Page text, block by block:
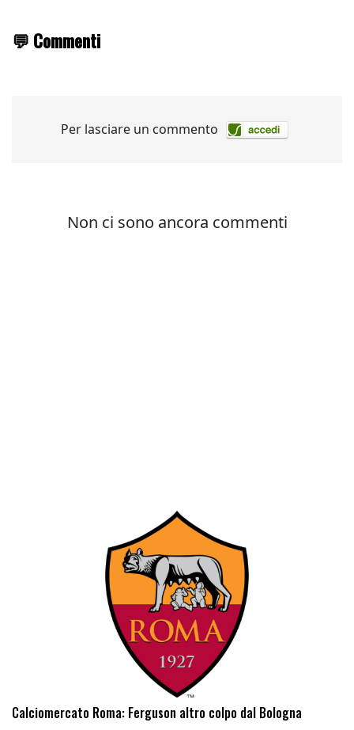
💬 Commenti
Calciomercato Roma: Ferguson altro colpo dal Bologna